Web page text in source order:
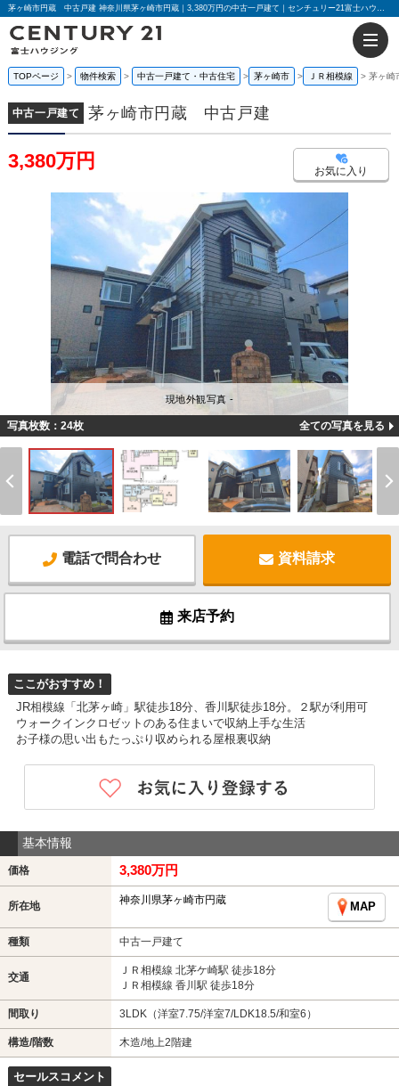
茅ヶ崎市円蔵 中古戸建 神奈川県茅ヶ崎市円蔵｜3,380万円の中古一戸建て｜センチュリー21富士ハウジング
TOPページ 物件検索 中古一戸建て・中古住宅 茅ヶ崎市 ＪＲ相模線 茅ヶ
中古一戸建て 茅ヶ崎市円蔵 中古戸建
3,380万円 お気に入り
現地外観写真 -
写真枚数：24枚 全ての写真を見る
電話で問合わせ 資料請求
来店予約
ここがおすすめ！
JR相模線「北茅ヶ崎」駅徒歩18分、香川駅徒歩18分。２駅が利用可
ウォークインクロゼットのある住まいで収納上手な生活
お子様の思い出もたっぷり収められる屋根裏収納
基本情報
価格 3,380万円
所在地 神奈川県茅ヶ崎市円蔵
MAP
種類 中古一戸建て
交通
ＪＲ相模線 北茅ケ崎駅 徒歩18分
ＪＲ相模線 香川駅 徒歩18分
間取り 3LDK（洋室7.75/洋室7/LDK18.5/和室6）
構造/階数 木造/地上2階建
セールスコメント